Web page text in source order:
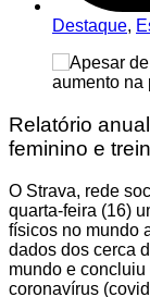
Destaque,
Relatório
feminino e
O Strava, rede
quarta-feira (16)
físicos no mundo
dados dos cerca
mundo e
coronavírus